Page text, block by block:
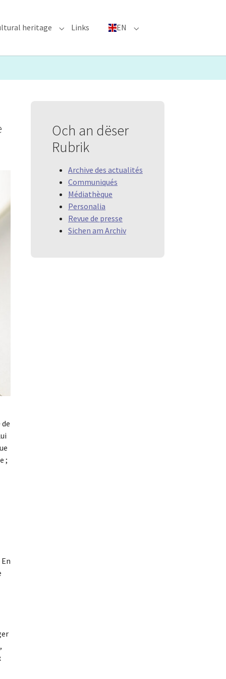
for "Major Events"
heritage Submenu for "Cultural heritage"
Links EN Submenu for "EN"
;
Och an dëser
Rubrik
Archive des actualités
Communiqués
Médiathèque
Personalia
Revue de presse
Sichen am Archiv